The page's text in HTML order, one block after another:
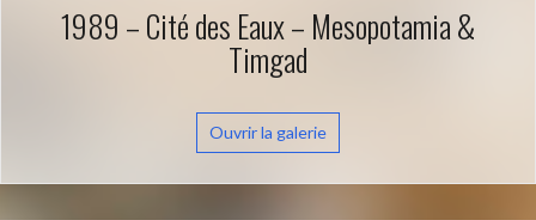
1989 – Cité des Eaux – Mesopotamia &
Timgad
Ouvrir la galerie